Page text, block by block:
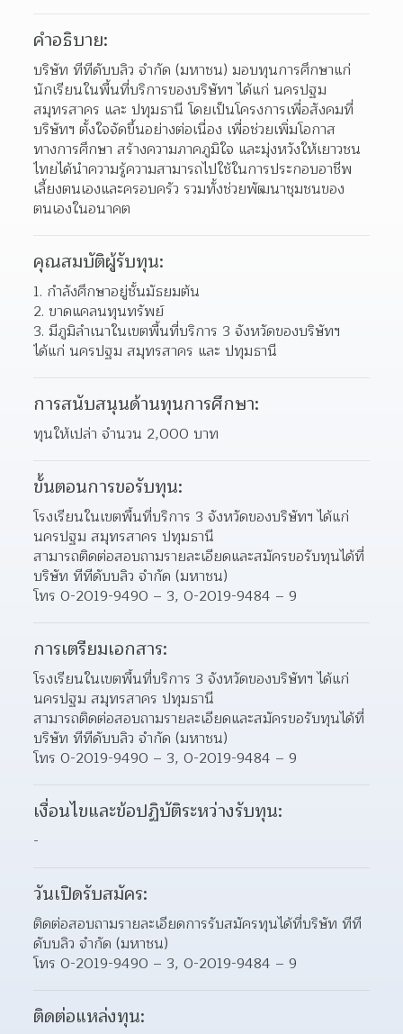
คำอธิบาย:
บริษัท ทีทีดับบลิว จำกัด (มหาชน) มอบทุนการศึกษาแก่
นักเรียนในพื้นที่บริการของบริษัทฯ ได้แก่ นครปฐม
สมุทรสาคร และ ปทุมธานี โดยเป็นโครงการเพื่อสังคมที่
บริษัทฯ ตั้งใจจัดขึ้นอย่างต่อเนื่อง เพื่อช่วยเพิ่มโอกาส
ทางการศึกษา สร้างความภาคภูมิใจ และมุ่งหวังให้เยาวชน
ไทยได้นำความรู้ความสามารถไปใช้ในการประกอบอาชีพ
เลี้ยงตนเองและครอบครัว รวมทั้งช่วยพัฒนาชุมชนของ
ตนเองในอนาคต
คุณสมบัติผู้รับทุน:
กำลังศึกษาอยู่ชั้นมัธยมต้น
ขาดแคลนทุนทรัพย์
มีภูมิลำเนาในเขตพื้นที่บริการ 3 จังหวัดของบริษัทฯ
ได้แก่ นครปฐม สมุทรสาคร และ ปทุมธานี
การสนับสนุนด้านทุนการศึกษา:
ทุนให้เปล่า จำนวน 2,000 บาท
ขั้นตอนการขอรับทุน:
โรงเรียนในเขตพื้นที่บริการ 3 จังหวัดของบริษัทฯ ได้แก่
นครปฐม สมุทรสาคร ปทุมธานี
สามารถติดต่อสอบถามรายละเอียดและสมัครขอรับทุนได้ที่
บริษัท ทีทีดับบลิว จำกัด (มหาชน)
โทร 0-2019-9490 – 3, 0-2019-9484 – 9
การเตรียมเอกสาร:
โรงเรียนในเขตพื้นที่บริการ 3 จังหวัดของบริษัทฯ ได้แก่
นครปฐม สมุทรสาคร ปทุมธานี
สามารถติดต่อสอบถามรายละเอียดและสมัครขอรับทุนได้ที่
บริษัท ทีทีดับบลิว จำกัด (มหาชน)
โทร 0-2019-9490 – 3, 0-2019-9484 – 9
เงื่อนไขและข้อปฏิบัติระหว่างรับทุน:
-
วันเปิดรับสมัคร:
ติดต่อสอบถามรายละเอียดการรับสมัครทุนได้ที่บริษัท ทีที
ดับบลิว จำกัด (มหาชน)
โทร 0-2019-9490 – 3, 0-2019-9484 – 9
ติดต่อแหล่งทุน: